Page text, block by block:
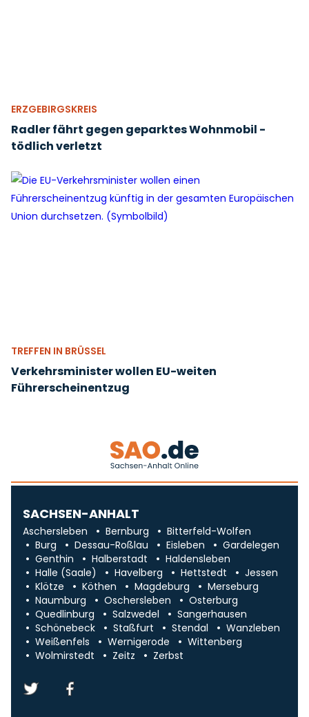
ERZGEBIRGSKREIS
Radler fährt gegen geparktes Wohnmobil -
tödlich verletzt
TREFFEN IN BRÜSSEL
Verkehrsminister wollen EU-weiten
Führerscheinentzug
SACHSEN-ANHALT
Aschersleben Bernburg
Bitterfeld-Wolfen
Burg
Dessau-Roßlau Eisleben
Gardelegen
Genthin
Halberstadt
Haldensleben
Halle (Saale)
Havelberg Hettstedt
Jessen
Klötze
Köthen Magdeburg
Merseburg
Naumburg
Oschersleben
Osterburg
Quedlinburg
Salzwedel
Sangerhausen
Schönebeck
Staßfurt Stendal
Wanzleben
Weißenfels
Wernigerode
Wittenberg
Wolmirstedt
Zeitz Zerbst